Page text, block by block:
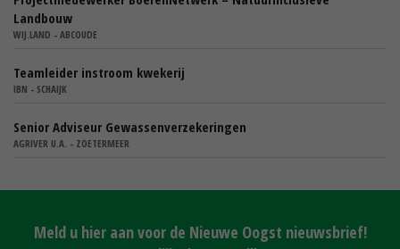
Landbouw
WIJ.LAND - ABCOUDE
Teamleider instroom kwekerij
IBN - SCHAIJK
Senior Adviseur Gewassenverzekeringen
AGRIVER U.A. - ZOETERMEER
Meld u hier aan voor de Nieuwe Oogst nieuwsbrief!